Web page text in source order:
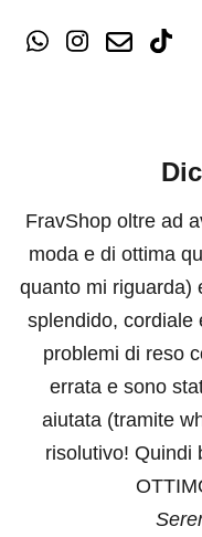
FravShop oltre ad
moda e di ottima
quanto mi riguarda)
splendido, cordiale
problemi di reso
errata e sono
aiutata (tramite
risolutivo! Quindi